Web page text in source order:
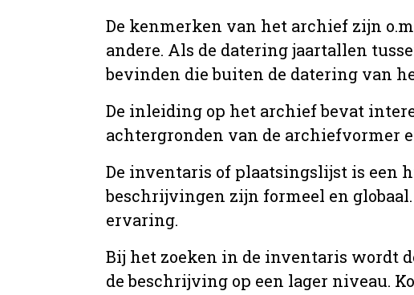
De kenmerken van het archief zijn
andere. Als de datering jaartallen
bevinden die buiten de datering van
De inleiding op het archief bevat
achtergronden van de archiefvormer
De inventaris of plaatsingslijst is een
beschrijvingen zijn formeel en
ervaring.
Bij het zoeken in de inventaris wordt
de beschrijving op een lager niveau.